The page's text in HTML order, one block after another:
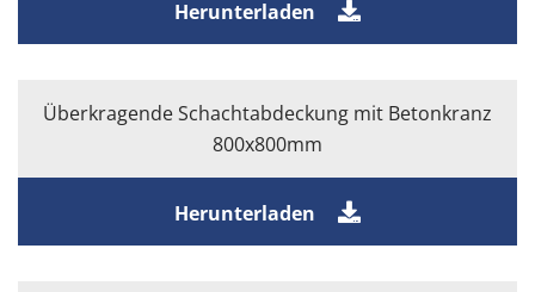
Herunterladen
Überkragende Schachtabdeckung mit Betonkranz
800x800mm
Herunterladen